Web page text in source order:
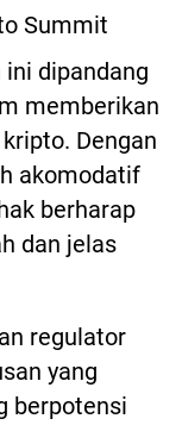
Summit
dipandang
memberikan
Dengan
akomodatif
berharap
dan jelas
regulator
yang
berpotensi